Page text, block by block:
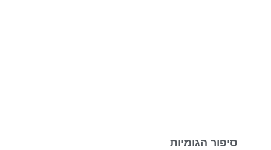
סיפור הגומיות